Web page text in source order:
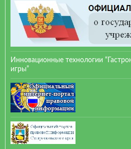
Инновационные технологии
игры”